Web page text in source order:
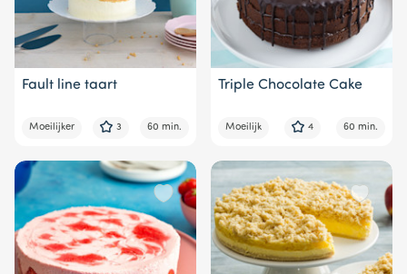
Fault line taart
Moeilijker 3 60 min.
Triple Chocolate Cake
Moeilijk 4 60 min.